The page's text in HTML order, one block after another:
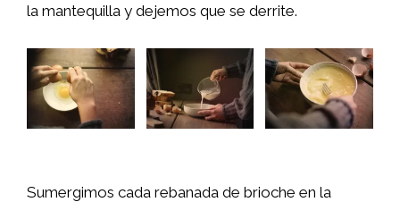
la mantequilla y dejemos que se derrite.
Sumergimos cada rebanada de brioche en la